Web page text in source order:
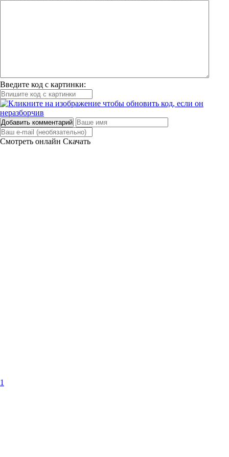
Введите код с картинки:
Добавить комментарий
Смотреть онлайн Скачать
1